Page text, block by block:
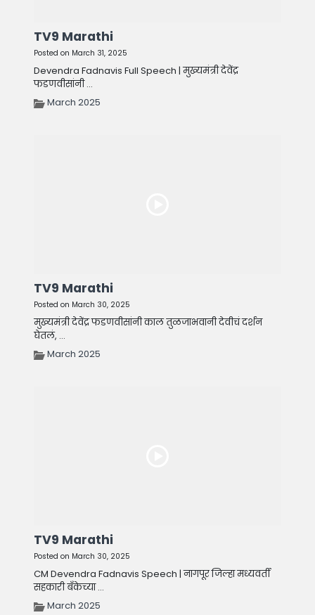
TV9 Marathi
Posted on March 31, 2025
Devendra Fadnavis Full Speech | मुख्यमंत्री देवेंद्र
फडणवीसांनी ...
March 2025
TV9 Marathi
Posted on March 30, 2025
मुख्यमंत्री देवेंद्र फडणवीसांनी काल तुळजाभवानी देवीचं दर्शन
घेतलं, ...
March 2025
TV9 Marathi
Posted on March 30, 2025
CM Devendra Fadnavis Speech | नागपूर जिल्हा मध्यवर्ती
सहकारी बँकेच्या ...
March 2025